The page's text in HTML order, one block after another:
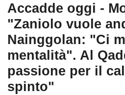
Accadde oggi -
"Zaniolo vuole
Nainggolan: "Ci
mentalità". Al
passione per il
spinto"